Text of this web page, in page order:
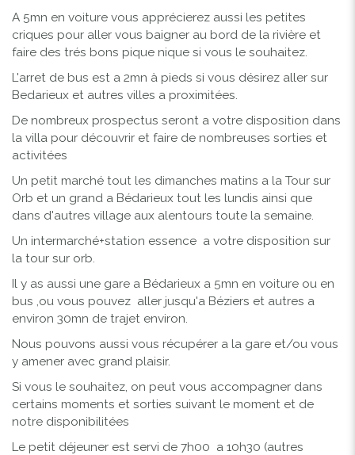
A 5mn en voiture vous apprécierez aussi les petites
criques pour aller vous baigner au bord de la rivière et
faire des trés bons pique nique si vous le souhaitez.
L'arret de bus est a 2mn à pieds si vous désirez aller sur
Bedarieux et autres villes a proximitées.
De nombreux prospectus seront a votre disposition dans
la villa pour découvrir et faire de nombreuses sorties et
activitées
Un petit marché tout les dimanches matins a la Tour sur
Orb et un grand a Bédarieux tout les lundis ainsi que
dans d'autres village aux alentours toute la semaine.
Un intermarché+station essence a votre disposition sur
la tour sur orb.
Il y as aussi une gare a Bédarieux a 5mn en voiture ou en
bus ,ou vous pouvez aller jusqu'a Béziers et autres a
environ 30mn de trajet environ.
Nous pouvons aussi vous récupérer a la gare et/ou vous
y amener avec grand plaisir.
Si vous le souhaitez, on peut vous accompagner dans
certains moments et sorties suivant le moment et de
notre disponibilitées
Le petit déjeuner est servi de 7h00 a 10h30 (autres